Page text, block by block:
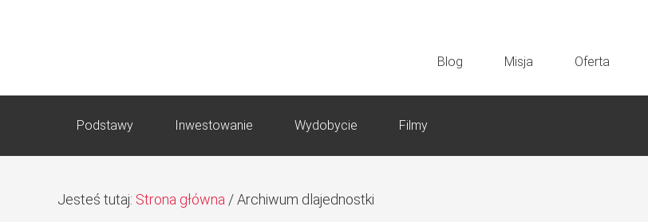
Blog Misja Oferta
Podstawy Inwestowanie Wydobycie Filmy
Jesteś tutaj: Strona główna /Archiwum dlajednostki